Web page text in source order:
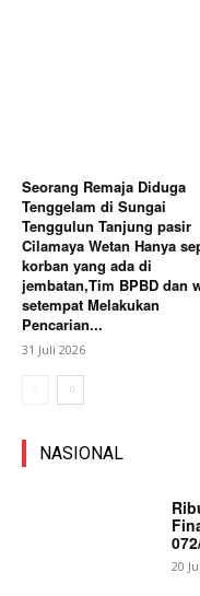
Seorang Remaja Diduga
Tenggelam di Sungai
Tenggulun Tanjung pasir
Cilamaya Wetan Hanya
korban yang ada di
jembatan,Tim BPBD dan
setempat Melakukan
Pencarian...
31 Juli 2026
NASIONAL
20